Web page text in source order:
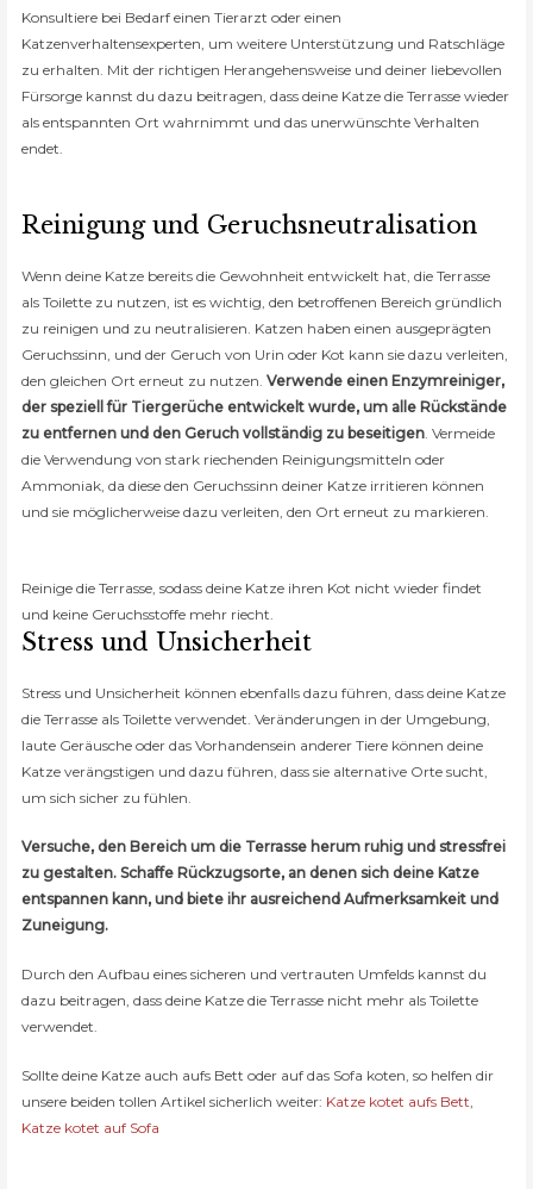
Konsultiere bei Bedarf einen Tierarzt oder einen
Katzenverhaltensexperten, um weitere Unterstützung und Ratschläge
zu erhalten. Mit der richtigen Herangehensweise und deiner liebevollen
Fürsorge kannst du dazu beitragen, dass deine Katze die Terrasse wieder
als entspannten Ort wahrnimmt und das unerwünschte Verhalten
endet.
Reinigung und Geruchsneutralisation
Wenn deine Katze bereits die Gewohnheit entwickelt hat, die Terrasse
als Toilette zu nutzen, ist es wichtig, den betroffenen Bereich gründlich
zu reinigen und zu neutralisieren. Katzen haben einen ausgeprägten
Geruchssinn, und der Geruch von Urin oder Kot kann sie dazu verleiten,
den gleichen Ort erneut zu nutzen.Verwende einen Enzymreiniger,
der speziell für Tiergerüche entwickelt wurde, um alle Rückstände
zu entfernen und den Geruch vollständig zu beseitigen. Vermeide
die Verwendung von stark riechenden Reinigungsmitteln oder
Ammoniak, da diese den Geruchssinn deiner Katze irritieren können
und sie möglicherweise dazu verleiten, den Ort erneut zu markieren.
Reinige die Terrasse, sodass deine Katze ihren Kot nicht wieder findet
und keine Geruchsstoffe mehr riecht.
Stress und Unsicherheit
Stress und Unsicherheit können ebenfalls dazu führen, dass deine Katze
die Terrasse als Toilette verwendet. Veränderungen in der Umgebung,
laute Geräusche oder das Vorhandensein anderer Tiere können deine
Katze verängstigen und dazu führen, dass sie alternative Orte sucht,
um sich sicher zu fühlen.
Versuche, den Bereich um die Terrasse herum ruhig und stressfrei
zu gestalten. Schaffe Rückzugsorte, an denen sich deine Katze
entspannen kann, und biete ihr ausreichend Aufmerksamkeit und
Zuneigung.
Durch den Aufbau eines sicheren und vertrauten Umfelds kannst du
dazu beitragen, dass deine Katze die Terrasse nicht mehr als Toilette
verwendet.
Sollte deine Katze auch aufs Bett oder auf das Sofa koten, so helfen dir
unsere beiden tollen Artikel sicherlich weiter: Katze kotet aufs Bett,
Katze kotet auf Sofa